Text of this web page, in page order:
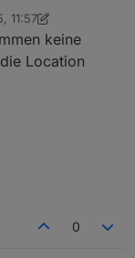
andere
11:57
8. Mai 2025, 13:58
keine
Location
0